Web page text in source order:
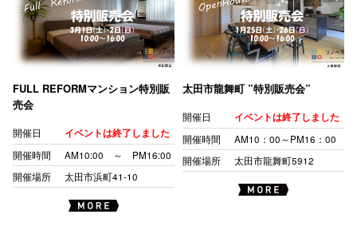
FULL REFORMマンション特別販
売会
開催日 イベントは終了しました
開催時間
AM10:00 ～ PM16:00
開催場所
太田市浜町41-10
太田市龍舞町 ”特別販売会”
開催日 イベントは終了しました
開催時間
AM10：00～PM16：00
開催場所
太田市龍舞町5912